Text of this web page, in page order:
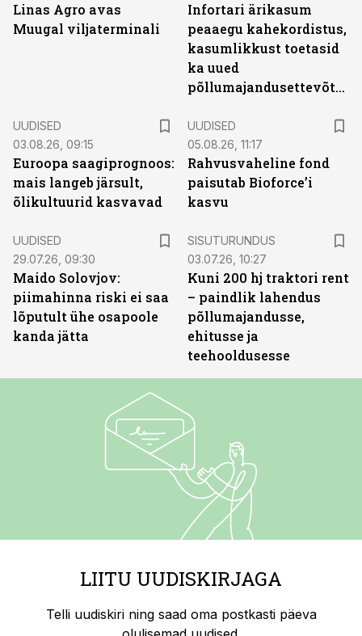
Linas Agro avas
Muugal viljaterminali
Infortari ärikasum
peaaegu kahekordistus,
kasumlikkust toetasid
ka uued
põllumajandusettevõtted
UUDISED
03.08.26, 09:15
Euroopa saagiprognoos:
mais langeb järsult,
õlikultuurid kasvavad
UUDISED
05.08.26, 11:17
Rahvusvaheline fond
paisutab Bioforce’i
kasvu
UUDISED
29.07.26, 09:30
Maido Solovjov:
piimahinna riski ei saa
lõputult ühe osapoole
kanda jätta
SISUTURUNDUS
03.07.26, 10:27
Kuni 200 hj traktori rent
– paindlik lahendus
põllumajandusse,
ehitusse ja
teehooldusesse
LIITU UUDISKIRJAGA
Telli uudiskiri ning saad oma postkasti päeva